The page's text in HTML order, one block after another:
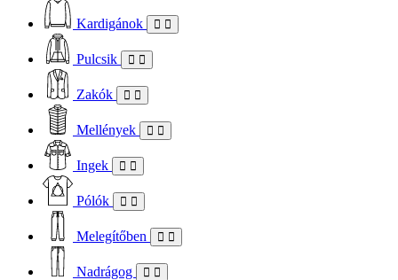
Kardigánok
Pulcsik
Zakók
Mellények
Ingek
Pólók
Melegítőben
Nadrágog